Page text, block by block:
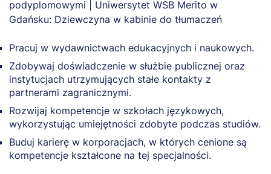
Pracuj w wydawnictwach edukacyjnych i naukowych.
Zdobywaj doświadczenie w służbie publicznej oraz
instytucjach utrzymujących stałe kontakty z
partnerami zagranicznymi.
Rozwijaj kompetencje w szkołach językowych,
wykorzystując umiejętności zdobyte podczas studiów.
Buduj karierę w korporacjach, w których cenione są
kompetencje kształcone na tej specjalności.